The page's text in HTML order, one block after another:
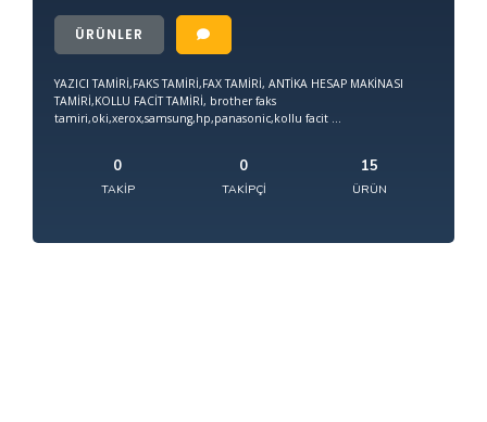
ÜRÜNLER
YAZICI TAMİRİ,FAKS TAMİRİ,FAX TAMİRİ, ANTİKA HESAP MAKİNASI
TAMİRİ,KOLLU FACİT TAMİRİ, brother faks
tamiri,oki,xerox,samsung,hp,panasonic,kollu facit ...
0
TAKIP
0
TAKIPÇI
15
ÜRÜN